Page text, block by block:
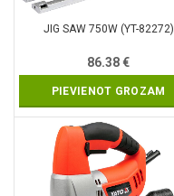
JIG SAW 750W (YT-82272)
86.38€
PIEVIENOT GROZAM